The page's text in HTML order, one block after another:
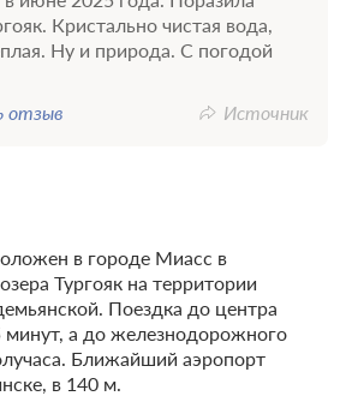
Кристально чистая вода,
Ну и природа. С погодой
отзыв
Источник
в городе Миасс в
Тургояк на территории
Поездка до центра
минут, а до железнодорожного
Ближайший аэропорт
в 140 м.